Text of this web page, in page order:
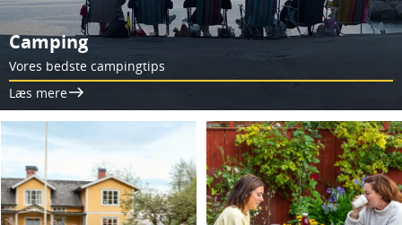
Camping
Vores bedste campingtips
Læs mere